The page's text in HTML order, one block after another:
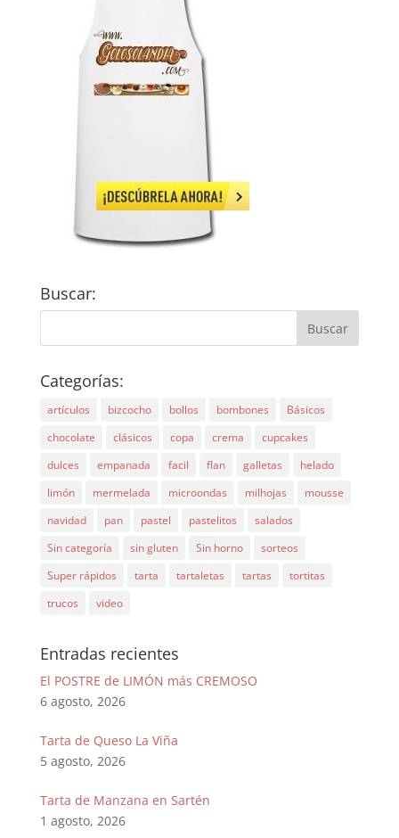
Buscar:
Categorías:
artículos bizcocho bollos bombones
Básicos
chocolate
clásicos copa crema
cupcakes
dulces
empanada facil flan galletas
helado
limón
mermelada microondas milhojas
mousse
navidad
pan pastel pastelitos
salados
Sin categoría
sin gluten Sin horno
sorteos
Super rápidos
tarta tartaletas tartas
tortitas
trucos
video
Entradas recientes
El POSTRE de LIMÓN más CREMOSO
6 agosto, 2026
Tarta de Queso La Viña
5 agosto, 2026
Tarta de Manzana en Sartén
1 agosto, 2026